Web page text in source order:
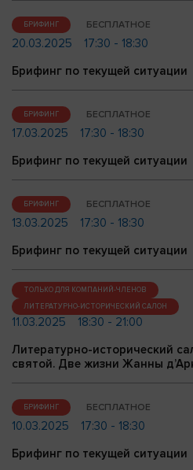
БРИФИНГ БЕСПЛАТНОЕ
20.03.2025
17:30 - 18:30
Брифинг по текущей ситуации
БРИФИНГ БЕСПЛАТНОЕ
17.03.2025
17:30 - 18:30
Брифинг по текущей ситуации
БРИФИНГ БЕСПЛАТНОЕ
13.03.2025
17:30 - 18:30
Брифинг по текущей ситуации
ТОЛЬКО ДЛЯ КОМПАНИЙ-ЧЛЕНОВ
ЛИТЕРАТУРНО-ИСТОРИЧЕСКИЙ САЛОН
11.03.2025
18:30 - 21:00
Литературно-исторический
святой. Две жизни Жанны
БРИФИНГ БЕСПЛАТНОЕ
10.03.2025
17:30 - 18:30
Брифинг по текущей ситуации